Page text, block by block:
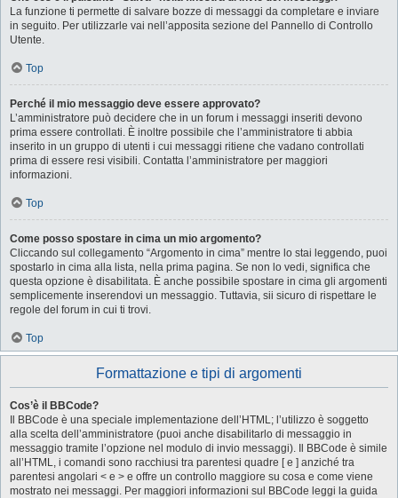
La funzione ti permette di salvare bozze di messaggi da completare e inviare
in seguito. Per utilizzarle vai nell’apposita sezione del Pannello di Controllo
Utente.
Top
Perché il mio messaggio deve essere approvato?
L’amministratore può decidere che in un forum i messaggi inseriti devono
prima essere controllati. È inoltre possibile che l’amministratore ti abbia
inserito in un gruppo di utenti i cui messaggi ritiene che vadano controllati
prima di essere resi visibili. Contatta l’amministratore per maggiori
informazioni.
Top
Come posso spostare in cima un mio argomento?
Cliccando sul collegamento “Argomento in cima” mentre lo stai leggendo, puoi
spostarlo in cima alla lista, nella prima pagina. Se non lo vedi, significa che
questa opzione è disabilitata. È anche possibile spostare in cima gli argomenti
semplicemente inserendovi un messaggio. Tuttavia, sii sicuro di rispettare le
regole del forum in cui ti trovi.
Top
Formattazione e tipi di argomenti
Cos’è il BBCode?
Il BBCode è una speciale implementazione dell’HTML; l’utilizzo è soggetto
alla scelta dell’amministratore (puoi anche disabilitarlo di messaggio in
messaggio tramite l’opzione nel modulo di invio messaggi). Il BBCode è simile
all’HTML, i comandi sono racchiusi tra parentesi quadre [ e ] anziché tra
parentesi angolari < e > e offre un controllo maggiore su cosa e come viene
mostrato nei messaggi. Per maggiori informazioni sul BBCode leggi la guida